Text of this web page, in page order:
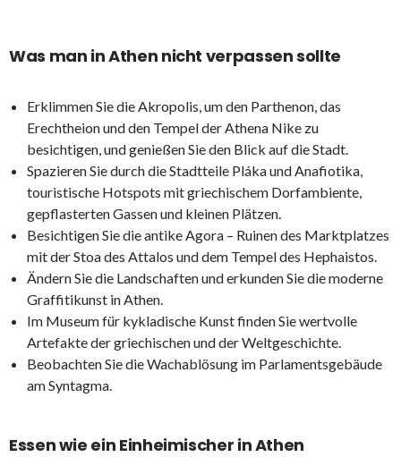
Was man in Athen nicht verpassen sollte
Erklimmen Sie die Akropolis, um den Parthenon, das
Erechtheion und den Tempel der Athena Nike zu
besichtigen, und genießen Sie den Blick auf die Stadt.
Spazieren Sie durch die Stadtteile Pláka und Anafiotika,
touristische Hotspots mit griechischem Dorfambiente,
gepflasterten Gassen und kleinen Plätzen.
Besichtigen Sie die antike Agora – Ruinen des Marktplatzes
mit der Stoa des Attalos und dem Tempel des Hephaistos.
Ändern Sie die Landschaften und erkunden Sie die moderne
Graffitikunst in Athen.
Im Museum für kykladische Kunst finden Sie wertvolle
Artefakte der griechischen und der Weltgeschichte.
Beobachten Sie die Wachablösung im Parlamentsgebäude
am Syntagma.
Essen wie ein Einheimischer in Athen